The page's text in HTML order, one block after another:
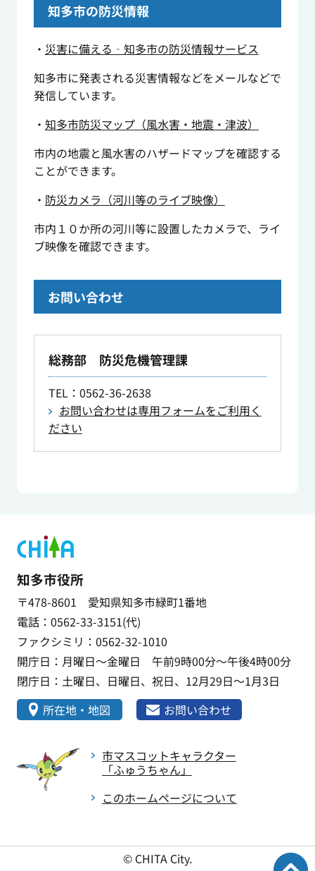
知多市の防災情報
・ 災害に備える‐知多市の防災情報サービス
知多市に発表される災害情報などをメールなどで
発信しています。
・ 知多市防災マップ（風水害・地震・津波）
市内の地震と風水害のハザードマップを確認する
ことができます。
・ 防災カメラ（河川等のライブ映像）
市内１０か所の河川等に設置したカメラで、ライ
ブ映像を確認できます。
お問い合わせ
総務部 防災危機管理課
TEL：0562-36-2638
お問い合わせは専用フォームをご利用く
ださい
知多市役所
〒478-8601 愛知県知多市緑町1番地
電話：0562-33-3151(代)
ファクシミリ：0562-32-1010
開庁日：月曜日～金曜日 午前9時00分～午後4時00分
閉庁日：土曜日、日曜日、祝日、12月29日～1月3日
所在地・地図
お問い合わせ
市マスコットキャラクター
「ふゅうちゃん」
このホームページについて
© CHITA City.